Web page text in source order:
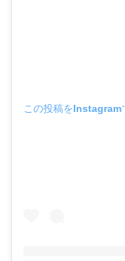
この投稿をInstagram